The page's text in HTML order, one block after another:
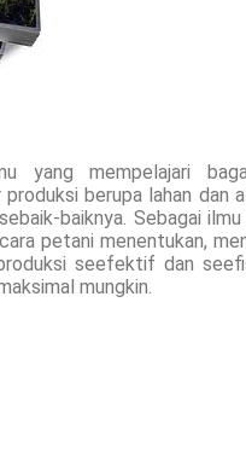
yang mempelajari
berupa lahan dan
baiknya. Sebagai
petani menentukan,
seefektif dan
mungkin.